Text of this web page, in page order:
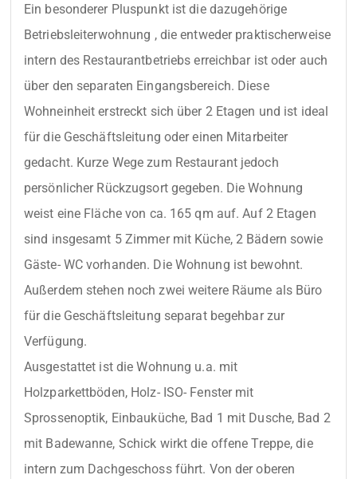
Ein besonderer Pluspunkt ist die dazugehörige
Betriebsleiterwohnung , die entweder praktischerweise
intern des Restaurantbetriebs erreichbar ist oder auch
über den separaten Eingangsbereich. Diese
Wohneinheit erstreckt sich über 2 Etagen und ist ideal
für die Geschäftsleitung oder einen Mitarbeiter
gedacht. Kurze Wege zum Restaurant jedoch
persönlicher Rückzugsort gegeben. Die Wohnung
weist eine Fläche von ca. 165 qm auf. Auf 2 Etagen
sind insgesamt 5 Zimmer mit Küche, 2 Bädern sowie
Gäste- WC vorhanden. Die Wohnung ist bewohnt.
Außerdem stehen noch zwei weitere Räume als Büro
für die Geschäftsleitung separat begehbar zur
Verfügung.
Ausgestattet ist die Wohnung u.a. mit
Holzparkettböden, Holz- ISO- Fenster mit
Sprossenoptik, Einbauküche, Bad 1 mit Dusche, Bad 2
mit Badewanne, Schick wirkt die offene Treppe, die
intern zum Dachgeschoss führt. Von der oberen